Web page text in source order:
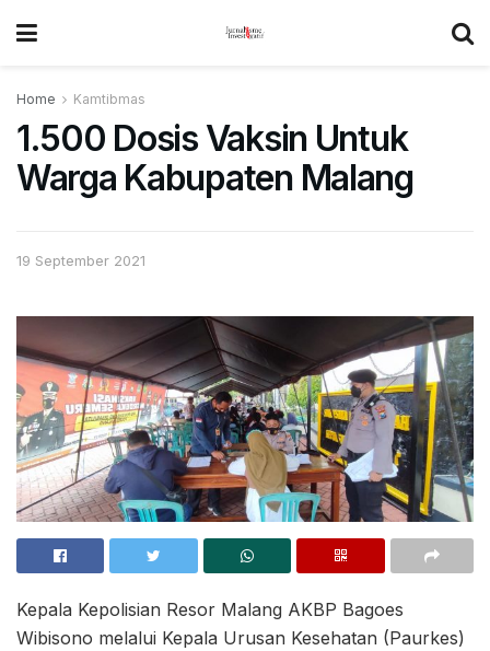
Home Kamtibmas
1.500 Dosis Vaksin Untuk
Warga Kabupaten Malang
19 September 2021
Kepala Kepolisian Resor Malang AKBP Bagoes
Wibisono melalui Kepala Urusan Kesehatan (Paurkes)